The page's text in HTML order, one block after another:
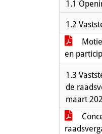
1.1
1.2
en
1.3
de
maart